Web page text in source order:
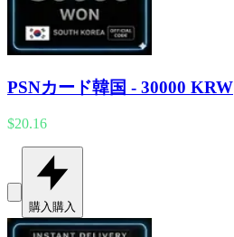
PSNカード韓国 - 30000 KRW
$20.16
購入購入